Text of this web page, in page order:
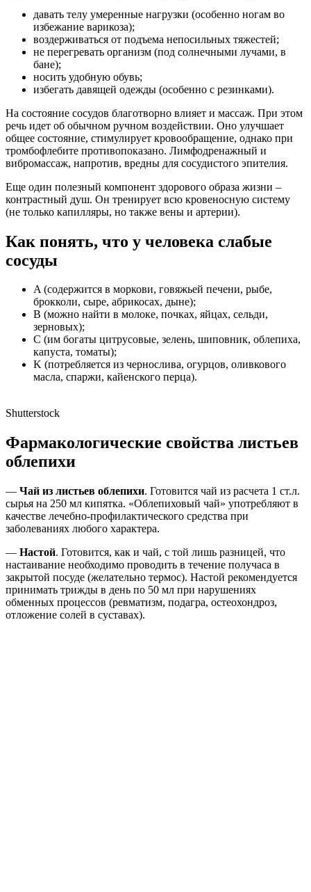
давать телу умеренные нагрузки (особенно ногам во
избежание варикоза);
воздерживаться от подъема непосильных тяжестей;
не перегревать организм (под солнечными лучами, в
бане);
носить удобную обувь;
избегать давящей одежды (особенно с резинками).
На состояние сосудов благотворно влияет и массаж. При этом
речь идет об обычном ручном воздействии. Оно улучшает
общее состояние, стимулирует кровообращение, однако при
тромбофлебите противопоказано. Лимфодренажный и
вибромассаж, напротив, вредны для сосудистого эпителия.
Еще один полезный компонент здорового образа жизни –
контрастный душ. Он тренирует всю кровеносную систему
(не только капилляры, но также вены и артерии).
Как понять, что у человека слабые
сосуды
A (содержится в моркови, говяжьей печени, рыбе,
брокколи, сыре, абрикосах, дыне);
B (можно найти в молоке, почках, яйцах, сельди,
зерновых);
C (им богаты цитрусовые, зелень, шиповник, облепиха,
капуста, томаты);
K (потребляется из чернослива, огурцов, оливкового
масла, спаржи, кайенского перца).
Shutterstock
Фармакологические свойства листьев
облепихи
— Чай из листьев облепихи. Готовится чай из расчета 1 ст.л.
сырья на 250 мл кипятка. «Облепиховый чай» употребляют в
качестве лечебно-профилактического средства при
заболеваниях любого характера.
— Настой. Готовится, как и чай, с той лишь разницей, что
настаивание необходимо проводить в течение получаса в
закрытой посуде (желательно термос). Настой рекомендуется
принимать трижды в день по 50 мл при нарушениях
обменных процессов (ревматизм, подагра, остеохондроз,
отложение солей в суставах).